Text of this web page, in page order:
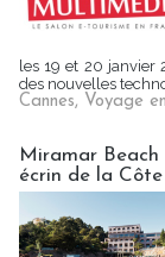
les 19 et 20 janvier
des nouvelles
Cannes, Voyage
Miramar
écrin de la